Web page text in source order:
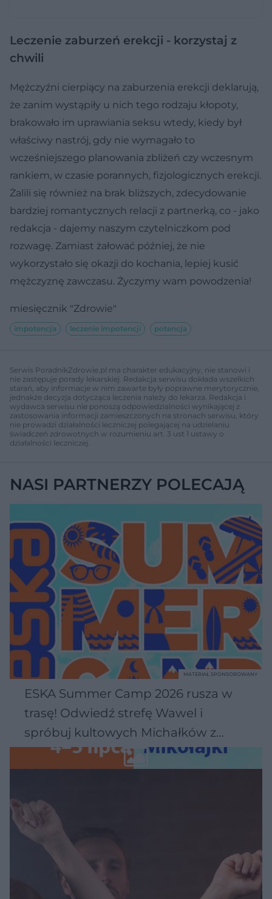
Leczenie zaburzeń erekcji - korzystaj z
chwili
Mężczyźni cierpiący na zaburzenia erekcji deklarują,
że zanim wystąpiły u nich tego rodzaju kłopoty,
brakowało im uprawiania seksu wtedy, kiedy był
właściwy nastrój, gdy nie wymagało to
wcześniejszego planowania zbliżeń czy wczesnym
rankiem, w czasie porannych, fizjologicznych erekcji.
Żalili się również na brak bliższych, zdecydowanie
bardziej romantycznych relacji z partnerką, co - jako
redakcja - dajemy naszym czytelniczkom pod
rozwagę. Zamiast żałować później, że nie
wykorzystało się okazji do kochania, lepiej kusić
mężczyznę zawczasu. Życzymy wam powodzenia!
miesięcznik "Zdrowie"
impotencja leczenie impotencji potencja
Serwis PoradnikZdrowie.pl ma charakter edukacyjny, nie stanowi i
nie zastępuje porady lekarskiej. Redakcja serwisu dokłada wszelkich
starań, aby informacje w nim zawarte były poprawne merytorycznie,
jednakże decyzja dotycząca leczenia należy do lekarza. Redakcja i
wydawca serwisu nie ponoszą odpowiedzialności wynikającej z
zastosowania informacji zamieszczonych na stronach serwisu, który
nie prowadzi działalności leczniczej polegającej na udzielaniu
świadczeń zdrowotnych w rozumieniu art. 3 ust 1 ustawy o
działalności leczniczej.
NASI PARTNERZY POLECAJĄ
ESKA Summer Camp 2026 rusza w
trasę! Odwiedź strefę Wawel i
spróbuj kultowych Michałków z
Wawelu
MATERIAŁ SPONSOROWANY